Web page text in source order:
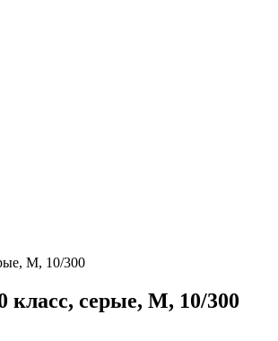
М, 10/300
серые, М, 10/300